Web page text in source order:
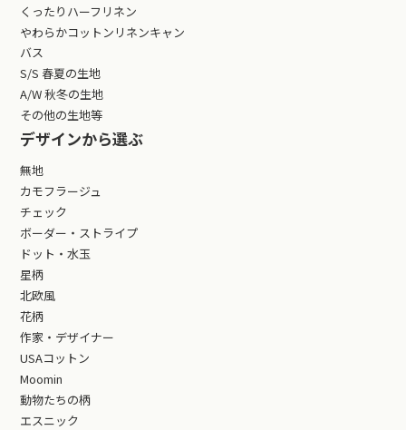
くったりハーフリネン
やわらかコットンリネンキャン
バス
S/S 春夏の生地
A/W 秋冬の生地
その他の生地等
デザインから選ぶ
無地
カモフラージュ
チェック
ボーダー・ストライプ
ドット・水玉
星柄
北欧風
花柄
作家・デザイナー
USAコットン
Moomin
動物たちの柄
エスニック